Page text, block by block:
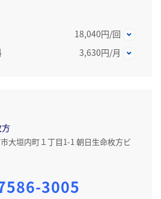
18,040円/回
3,630円/月
大垣内町１丁目1-1 朝日生命枚方ビ
3005